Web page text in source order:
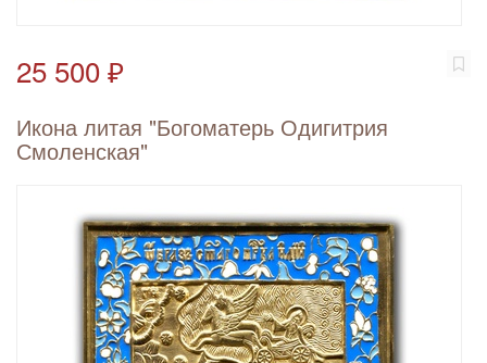
25 500 ₽
Икона литая "Богоматерь Одигитрия
Смоленская"